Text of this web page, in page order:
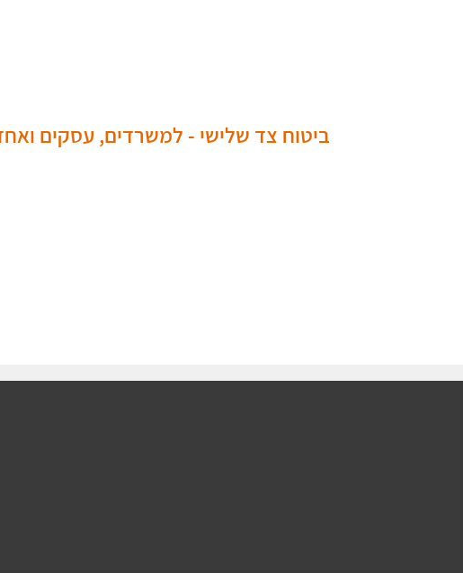
ביטוח צד שלישי - למשרדים, עסקים